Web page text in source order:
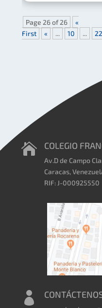
Page 26 of 26
«
First
« ... 10 ... 22
 COLEGIO
Av.D de Campo
Caracas,
RIF: J-000925550
